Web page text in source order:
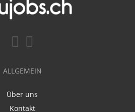
ALLGEMEIN
Über uns
Kontakt